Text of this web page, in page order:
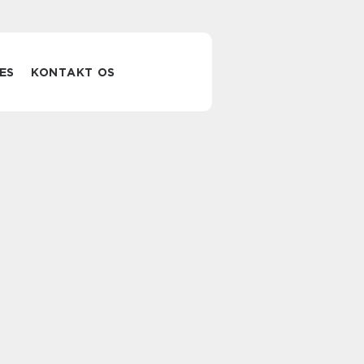
KONTAKT OS